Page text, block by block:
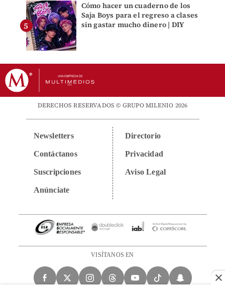
Cómo hacer un cuaderno de los
Saja Boys para el regreso a clases
sin gastar mucho dinero | DIY
DERECHOS RESERVADOS © GRUPO MILENIO 2026
Newsletters
Contáctanos
Suscripciones
Anúnciate
Directorio
Privacidad
Aviso Legal
VISÍTANOS EN